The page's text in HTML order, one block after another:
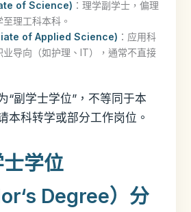
of Science) ：理学副学士，偏理
理工科本科。
of Applied Science) ：应用科
业导向（如护理、IT），通常不直接
“副学士学位”，不等同于本
本科转学或部分工作岗位。
学位
Degree）分